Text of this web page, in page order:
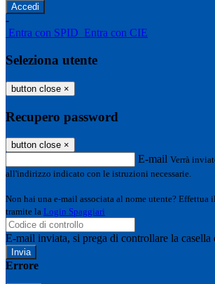
-
Entra con SPID Entra con CIE
Seleziona utente
button close ×
Recupero password
button close ×
E-mail Verrà
all'indirizzo indicato con le istruzioni necessarie.
Non hai una e-mail associata al nome utente? Effettua
tramite la Login Spaggiari
E-mail inviata, si prega di controllare la casella
Errore